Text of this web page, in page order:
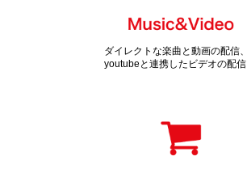
ダイレクトな楽曲と動画の配信、
youtubeと連携したビデオの配信